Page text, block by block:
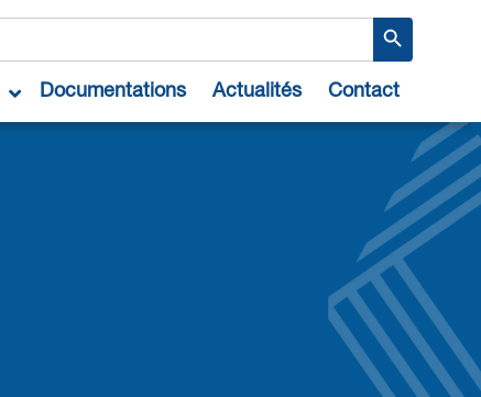
Search Button
Documentations Actualités Contact